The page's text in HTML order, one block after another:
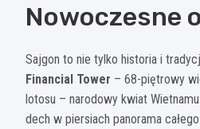
Nowoczesne
Sajgon to nie tylko historia i
Financial Tower – 68-piętrowy
lotosu – narodowy kwiat
dech w piersiach panorama